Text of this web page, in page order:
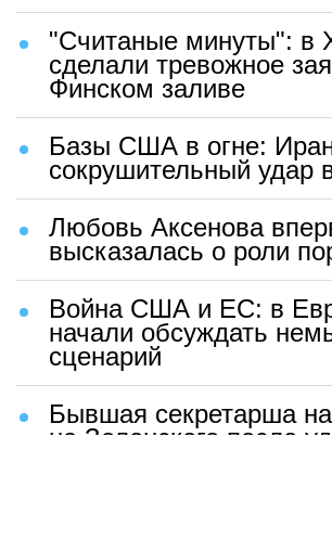
"Считаные минуты": в
сделали тревожное
Финском заливе
Базы США в огне:
сокрушительный удар
Любовь Аксенова
высказалась о роли
Война США и ЕС: в
начали обсуждать
сценарий
Бывшая секретарша
на Зеленского после